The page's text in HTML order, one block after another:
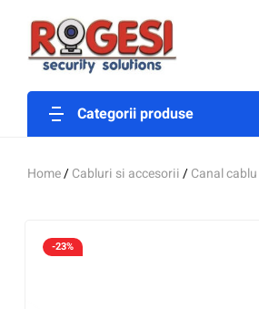
Categorii produse
Home/Cabluri si accesorii/Canal cablu
-23%